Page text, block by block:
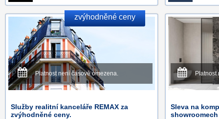
zvýhodněné ceny
Platnost není časově omezena.
Služby realitní kanceláře REMAX za
zvýhodněné ceny.
Platnost
Sleva na
showroomech